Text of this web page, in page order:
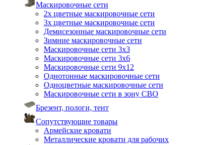
Маскировочные сети
2х цветные маскировочные сети
3х цветные маскировочные сети
Демисезонные маскировочные сети
Зимние маскировочные сети
Маскировочные сети 3х3
Маскировочные сети 3х6
Маскировочные сети 9х12
Однотонные маскировочные сети
Одноцветные маскировочные сети
Маскировочные сети в зону СВО
Брезент, пологи, тент
Сопутствующие товары
Армейские кровати
Металлические кровати для рабочих